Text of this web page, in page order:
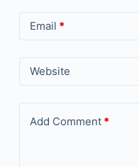
Email *
Website
Add Comment*